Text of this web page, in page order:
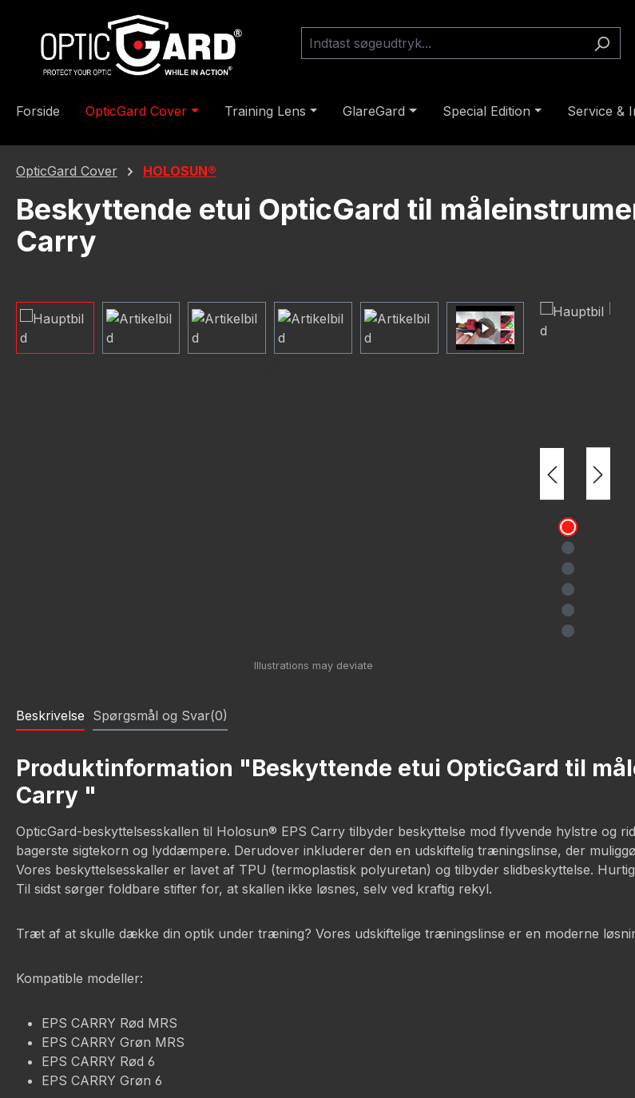
Spring til søgning
Gå til hovednavigation
Forside OpticGard Cover Training Lens GlareGard Special Edition Service &
OpticGard Cover HOLOSUN®
Beskyttende etui OpticGard til
Carry
Spring over billedgalleri
Beskrivelse Spørgsmål og Svar(0)
Produktinformation "Beskyttende etui OpticGard til
Carry "
OpticGard-beskyttelsesskallen til Holosun® EPS Carry tilbyder beskyttelse mod flyvende hylstre og
bagerste sigtekorn og lyddæmpere. Derudover inkluderer den en udskiftelig træningslinse, der
Vores beskyttelsesskaller er lavet af TPU (termoplastisk polyuretan) og tilbyder slidbeskyttelse.
Til sidst sørger foldbare stifter for, at skallen ikke løsnes, selv ved kraftig rekyl.
Træt af at skulle dække din optik under træning? Vores udskiftelige træningslinse er en moderne
Kompatible modeller:
EPS CARRY Rød MRS
EPS CARRY Grøn MRS
EPS CARRY Rød 6
EPS CARRY Grøn 6